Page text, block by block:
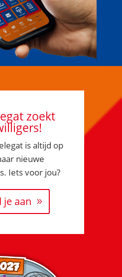
zoekt
is altijd op
nieuwe
Iets voor jou?
je aan